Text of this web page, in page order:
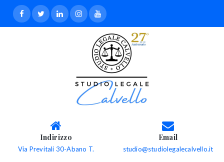
Indirizzo
Via Previtali 30-Abano T.
Email
studio@studiolegalecalvello.it